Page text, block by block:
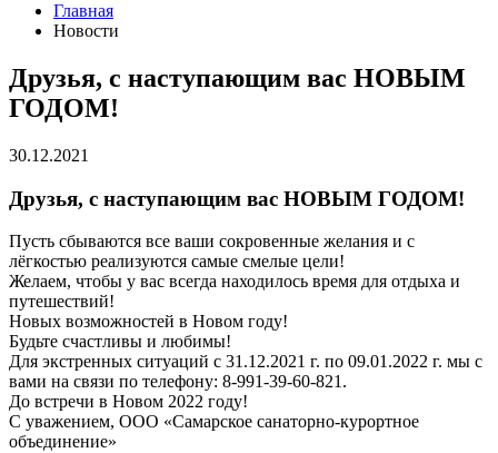
Главная
Новости
Друзья, с наступающим вас НОВЫМ
ГОДОМ!
30.12.2021
Друзья, с наступающим вас НОВЫМ ГОДОМ!
Пусть сбываются все ваши сокровенные желания и с
лёгкостью реализуются самые смелые цели!
Желаем, чтобы у вас всегда находилось время для отдыха и
путешествий!
Новых возможностей в Новом году!
Будьте счастливы и любимы!
Для экстренных ситуаций с 31.12.2021 г. по 09.01.2022 г. мы с
вами на связи по телефону: 8-991-39-60-821.
До встречи в Новом 2022 году!
С уважением, ООО «Самарское санаторно-курортное
объединение»